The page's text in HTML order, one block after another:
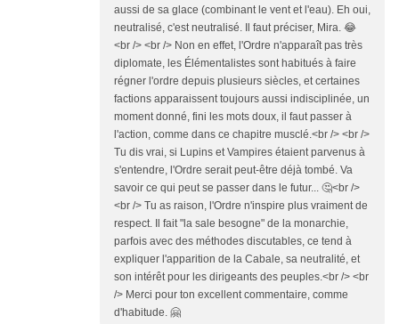
aussi de sa glace (combinant le vent et l'eau). Eh oui,
neutralisé, c'est neutralisé. Il faut préciser, Mira. 😂
<br /> <br /> Non en effet, l'Ordre n'apparaît pas très
diplomate, les Élémentalistes sont habitués à faire
régner l'ordre depuis plusieurs siècles, et certaines
factions apparaissent toujours aussi indisciplinée, un
moment donné, fini les mots doux, il faut passer à
l'action, comme dans ce chapitre musclé.<br /> <br />
Tu dis vrai, si Lupins et Vampires étaient parvenus à
s'entendre, l'Ordre serait peut-être déjà tombé. Va
savoir ce qui peut se passer dans le futur... 🤔<br />
<br /> Tu as raison, l'Ordre n'inspire plus vraiment de
respect. Il fait "la sale besogne" de la monarchie,
parfois avec des méthodes discutables, ce tend à
expliquer l'apparition de la Cabale, sa neutralité, et
son intérêt pour les dirigeants des peuples.<br /> <br
/> Merci pour ton excellent commentaire, comme
d'habitude. 🤗